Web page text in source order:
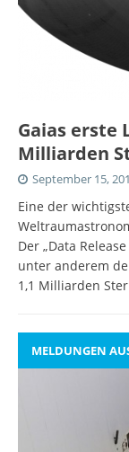
Gaias erste
Milliarden
September 15,
Eine der
Der „Data
unter anderem
1,1 Milliarden
MELDUNGEN